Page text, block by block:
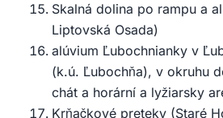
Skalná dolina po rampu a
Liptovská Osada)
alúvium Ľubochnianky v
(k.ú. Ľubochňa), v okruhu
chát a horární a lyžiarsky
Krňačkové preteky (Staré